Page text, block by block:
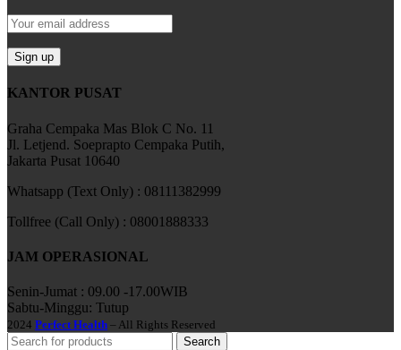
KANTOR PUSAT
Graha Cempaka Mas Blok C No. 11
Jl. Letjend. Soeprapto Cempaka Putih,
Jakarta Pusat 10640
Whatsapp (Text Only) : 08111382999
Tollfree (Call Only) : 08001888333
JAM OPERASIONAL
Senin-Jumat : 09.00 -17.00WIB
Sabtu-Minggu: Tutup
2024 Perfect Health – All Rights Reserved
Search